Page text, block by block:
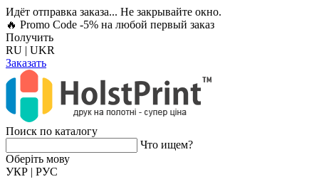
Идёт отправка заказа... Не закрывайте окно.
🔥 Promo Code -5% на любой первый заказ
Получить
RU | UKR
Заказать
Поиск по каталогу
Что ищем?
Оберiть мову
УКР | РУС